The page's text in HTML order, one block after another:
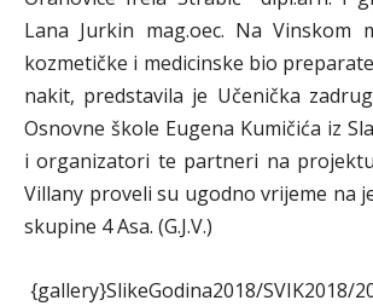
Lana Jurkin mag.oec. Na Vinskom
kozmetičke i medicinske bio
nakit, predstavila je Učenička
Osnovne škole Eugena Kumičića iz
i organizatori te partneri na
Villany proveli su ugodno vrijeme na
skupine 4 Asa. (G.J.V.)
{gallery}SlikeGodina2018/SVIK2018/